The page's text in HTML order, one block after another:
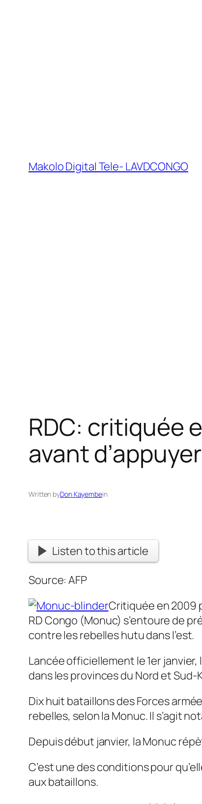
Makolo Digital Tele- LAVDCONGO
RDC: critiquée
avant
Written byDon Kayembein
Listen to this article
Source: AFP
Critiquée en 2009
RD Congo (Monuc) s’entoure de
contre les rebelles hutu dans l’est.
Lancée officiellement le 1er janvier,
dans les provinces du Nord et
Dix huit bataillons des Forces
rebelles, selon la Monuc. Il s’agit
Depuis début janvier, la Monuc
C’est une des conditions pour
aux bataillons.